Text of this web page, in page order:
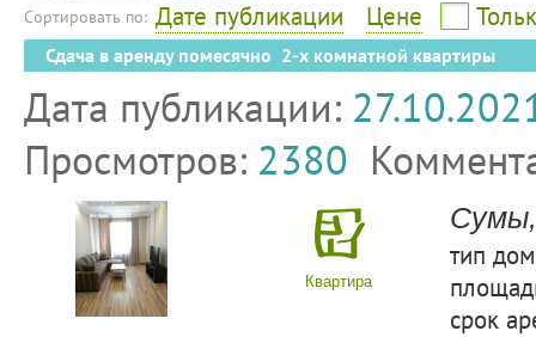
Сортировать по: Дате публикации Цене
Сдача в аренду помесячно 2-х комнатной квартиры
Дата публикации:
Просмотров: 2380
Квартира
тип
срок